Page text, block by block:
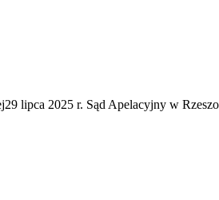
lipca 2025 r. Sąd Apelacyjny w